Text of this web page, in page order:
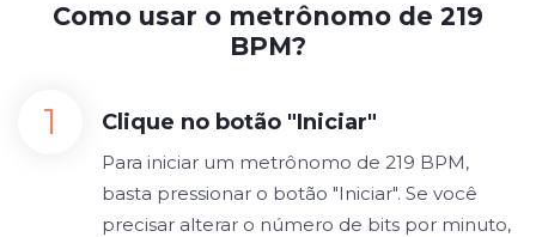
Como usar o metrônomo de 219
BPM?
Clique no botão "Iniciar"
Para iniciar um metrônomo de 219 BPM,
basta pressionar o botão "Iniciar". Se você
precisar alterar o número de bits por minuto,